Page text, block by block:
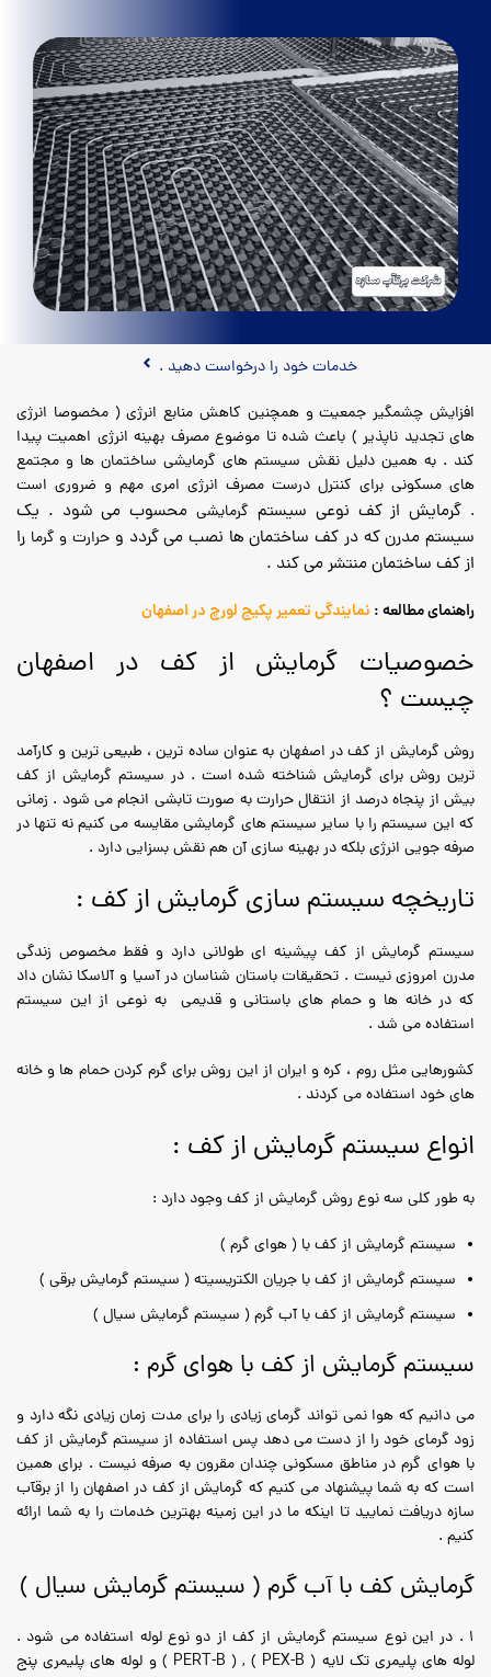
خدمات خود را درخواست دهید .
افزایش چشمگیر جمعیت و همچنین کاهش منابع انرژی ( مخصوصا انرژی
های تجدید ناپذیر ) باعث شده تا موضوع مصرف بهینه انرژی اهمیت پیدا
کند . به همین دلیل نقش سیستم های گرمایشی ساختمان ها و مجتمع
های مسکونی برای کنترل درست مصرف انرژی امری مهم و ضروری است
. گرمایش از کف نوعی سیستم گرمایشیمحسوب می شود . یک
سیستم مدرن که در کف ساختمان ها نصب می گردد و حرارت و گرما را
از کف ساختمان منتشر می کند .
راهنمای مطالعه : نمایندگی تعمیر پکیج لورچ در اصفهان
خصوصیات گرمایش از کف در اصفهان
چیست ؟
روش گرمایش از کف در اصفهان به عنوان ساده ترین ، طبیعی ترین و کارآمد
ترین روش برای گرمایش شناخته شده است . در سیستم گرمایش از کف
بیش از پنجاه درصد از انتقال حرارت به صورت تابشی انجام می شود . زمانی
که این سیستم را با سایر سیستم های گرمایشی مقایسه می کنیم نه تنها در
صرفه جویی انرژی بلکه در بهینه سازی آن هم نقش بسزایی دارد .
تاریخچه سیستم سازی گرمایش از کف :
سیستم گرمایش از کف پیشینه ای طولانی دارد و فقط مخصوص زندگی
مدرن امروزی نیست . تحقیقات باستان شناسان در آسیا و آلاسکا نشان داد
که در خانه ها و حمام های باستانی و قدیمی به نوعی از این سیستم
استفاده می شد .
کشورهایی مثل روم ، کره و ایران از این روش برای گرم کردن حمام ها و خانه
های خود استفاده می کردند .
انواع سیستم گرمایش از کف :
به طور کلی سه نوع روش گرمایش از کف وجود دارد :
سیستم گرمایش از کف با ( هوای گرم )
سيستم گرمايش از كف با جريان الكتريسيته ( سیستم گرمایش برقی )
سيستم گرمايش از كف با آب گرم ( سیستم گرمایش سیال )
سیستم گرمایش از کف با هوای گرم :
می دانیم که هوا نمی تواند گرمای زیادی را برای مدت زمان زیادی نگه دارد و
زود گرمای خود را از دست می دهد پس استفاده از سیستم گرمایش از کف
با هوای گرم در مناطق مسکونی چندان مقرون به صرفه نیست . برای همین
است که به شما پیشنهاد می کنیم که گرمایش از کف در اصفهان را از برقآب
سازه دریافت نمایید تا اینکه ما در این زمینه بهترین خدمات را به شما ارائه
کنیم .
گرمایش کف با آب گرم ( سیستم گرمایش سیال )
1 . در این نوع سیستم گرمایش از کف از دو نوع لوله استفاده می شود .
لوله های پلیمری تک لایه ( PEX-B ) , ( PERT-B ) و لوله های پلیمری پنج